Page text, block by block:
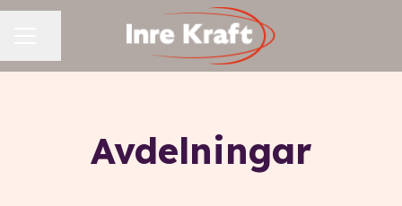
Avdelningar
Personlig assistans